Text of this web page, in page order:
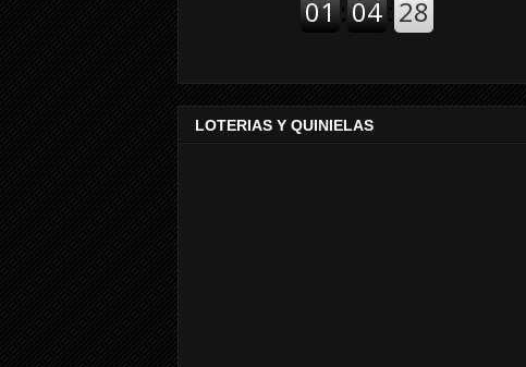
LOTERIAS Y QUINIELAS